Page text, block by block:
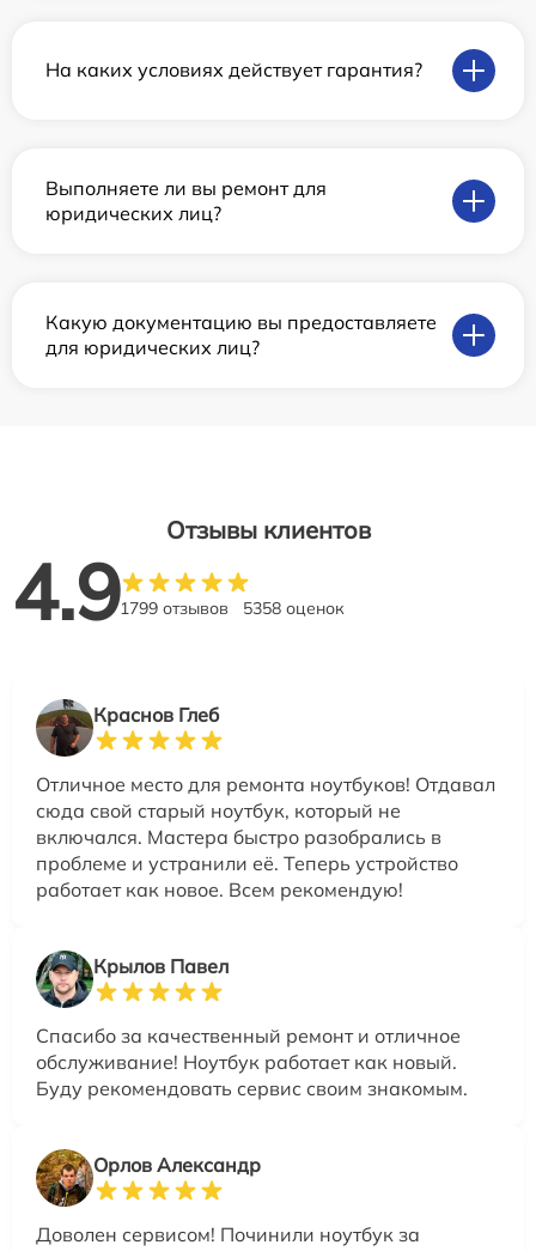
На каких условиях действует гарантия?
Выполняете ли вы ремонт для
юридических лиц?
Какую документацию вы предоставляете
для юридических лиц?
Отзывы клиентов
4.91799 отзывов 5358 оценок
Краснов Глеб
Отличное место для ремонта ноутбуков! Отдавал
сюда свой старый ноутбук, который не
включался. Мастера быстро разобрались в
проблеме и устранили её. Теперь устройство
работает как новое. Всем рекомендую!
Крылов Павел
Спасибо за качественный ремонт и отличное
обслуживание! Ноутбук работает как новый.
Буду рекомендовать сервис своим знакомым.
Орлов Александр
Доволен сервисом! Починили ноутбук за